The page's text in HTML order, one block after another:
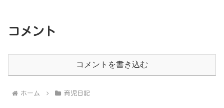
コメント
コメントを書き込む
ホーム 育児日記